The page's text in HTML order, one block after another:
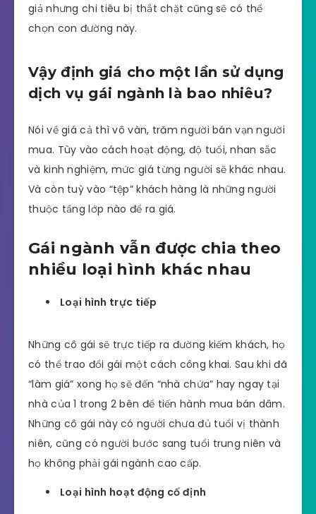
giả nhưng chi tiêu bị thắt chặt cũng sẽ có thể
chọn con đường này.
Vậy định giá cho một lần sử dụng
dịch vụ gái ngành là bao nhiêu?
Nói về giá cả thì vô vàn, trăm người bán vạn người
mua. Tùy vào cách hoạt động, độ tuổi, nhan sắc
và kinh nghiệm, mức giá từng người sẽ khác nhau.
Và còn tuỳ vào “tệp” khách hàng là những người
thuộc tầng lớp nào để ra giá.
Gái ngành vẫn được chia theo
nhiều loại hình khác nhau
Loại hình trực tiếp
Những cô gái sẽ trực tiếp ra đường kiếm khách, họ
có thể trao đổi gái một cách công khai. Sau khi đã
“làm giá” xong họ sẽ đến “nhà chứa” hay ngay tại
nhà của 1 trong 2 bên để tiến hành mua bán dâm.
Những cô gái này có người chưa đủ tuổi vị thành
niên, cũng có người bước sang tuổi trung niên và
họ không phải gái ngành cao cấp.
Loại hình hoạt động cố định